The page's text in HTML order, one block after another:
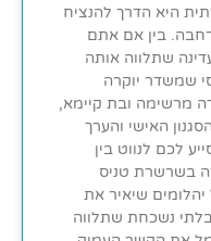
היא הדרך להנציח
בין אם אתם
שתלווה אותה
שמשדר יוקרה
מרשימה ובת קיימא,
האישי והערך
לכם לנווט בין
בשרשרת טניס
שיאיר את
נשכחת שתלווה